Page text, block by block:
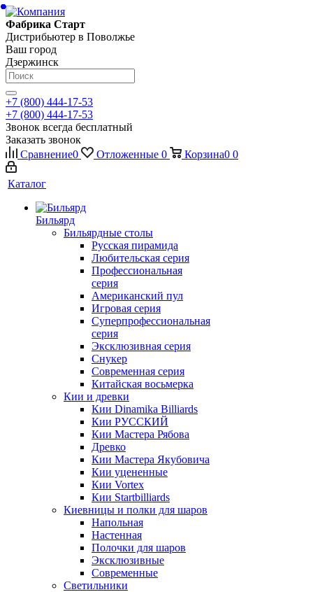
Фабрика Старт
Дистрибьютер в Поволжье
Ваш город
Дзержинск
+7 (800) 444-17-53
+7 (800) 444-17-53
Звонок всегда бесплатный
Заказать звонок
Сравнение0 Отложенные 0 Корзина0 0
Каталог
Бильярд
Бильярдные столы
Русская пирамида
Любительская серия
Профессиональная
серия
Американский пул
Игровая серия
Суперпрофессиональная
серия
Эксклюзивная серия
Снукер
Современная серия
Китайская восьмерка
Кии и древки
Кии Dinamika Billiards
Кии РУССКИЙ
Кии Мастера Рябова
Древко
Кии Мастера Якубовича
Кии уцененные
Кии Vortex
Кии Startbilliards
Киевницы и полки для шаров
Напольная
Настенная
Полочки для шаров
Эксклюзивные
Современные
Светильники